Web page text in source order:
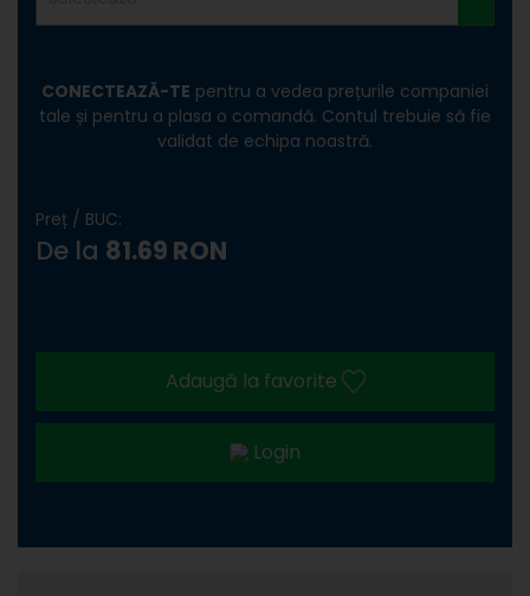
CONECTEAZĂ-TE pentru a vedea prețurile companiei
tale și pentru a plasa o comandă. Contul trebuie să fie
validat de echipa noastră.
Preț / BUC:
De la 81.69 RON
Adaugă la favorite
Login